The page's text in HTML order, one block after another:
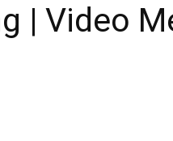
| Video